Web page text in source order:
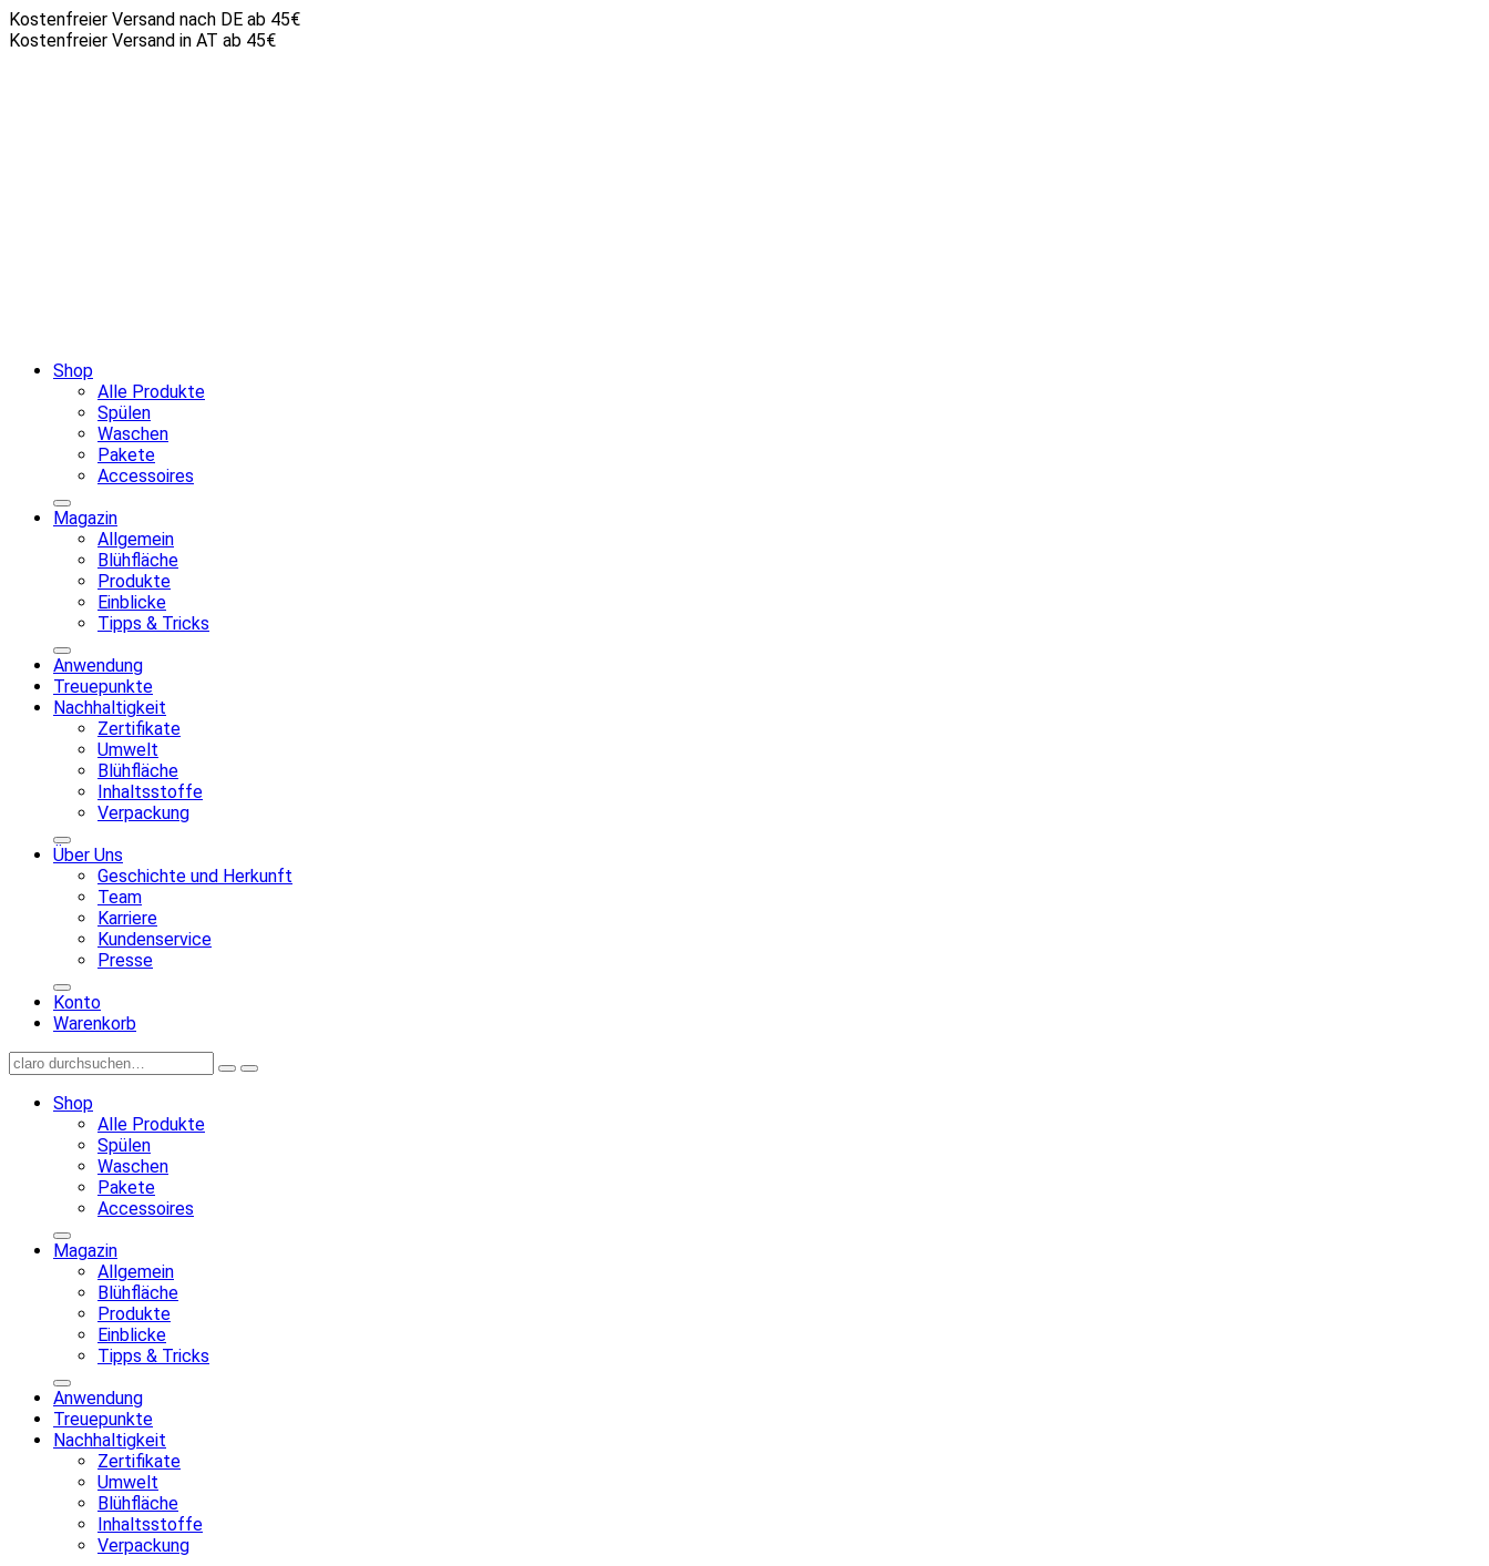
Kostenfreier Versand nach DE ab 45€
Kostenfreier Versand in AT ab 45€
Shop
Alle Produkte
Spülen
Waschen
Pakete
Accessoires
Magazin
Allgemein
Blühfläche
Produkte
Einblicke
Tipps & Tricks
Anwendung
Treuepunkte
Nachhaltigkeit
Zertifikate
Umwelt
Blühfläche
Inhaltsstoffe
Verpackung
Über Uns
Geschichte und Herkunft
Team
Karriere
Kundenservice
Presse
Konto
Warenkorb
Shop
Alle Produkte
Spülen
Waschen
Pakete
Accessoires
Magazin
Allgemein
Blühfläche
Produkte
Einblicke
Tipps & Tricks
Anwendung
Treuepunkte
Nachhaltigkeit
Zertifikate
Umwelt
Blühfläche
Inhaltsstoffe
Verpackung